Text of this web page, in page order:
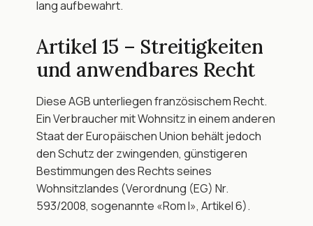
lang aufbewahrt.
Artikel 15 – Streitigkeiten
und anwendbares Recht
Diese AGB unterliegen französischem Recht.
Ein Verbraucher mit Wohnsitz in einem anderen
Staat der Europäischen Union behält jedoch
den Schutz der zwingenden, günstigeren
Bestimmungen des Rechts seines
Wohnsitzlandes (Verordnung (EG) Nr.
593/2008, sogenannte «Rom I», Artikel 6).